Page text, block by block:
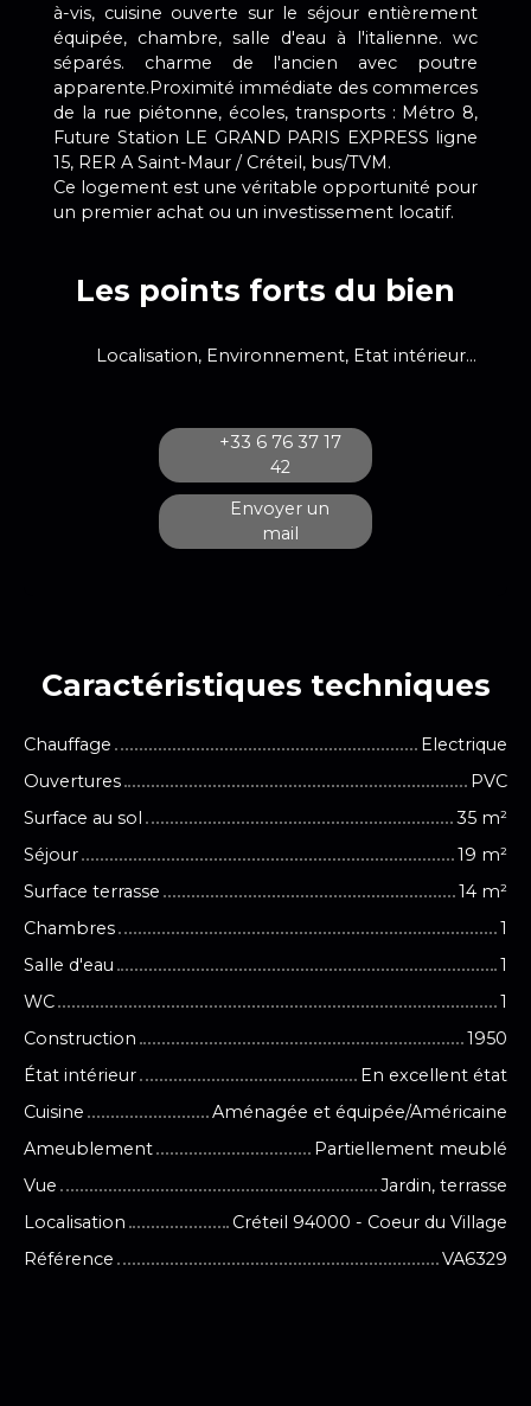
à-vis, cuisine ouverte sur le séjour entièrement
équipée, chambre, salle d'eau à l'italienne. wc
séparés. charme de l'ancien avec poutre
apparente.Proximité immédiate des commerces
de la rue piétonne, écoles, transports : Métro 8,
Future Station LE GRAND PARIS EXPRESS ligne
15, RER A Saint-Maur / Créteil, bus/TVM.
Ce logement est une véritable opportunité pour
un premier achat ou un investissement locatif.
Les points forts du bien
Localisation, Environnement, Etat intérieur, Terrasse
+33 6 76 37 17
42
Envoyer un
mail
Caractéristiques techniques
Chauffage
Electrique
Ouvertures
PVC
Surface au sol
35 m²
Séjour
19 m²
Surface terrasse
14 m²
Chambres
1
Salle d'eau
1
WC
1
Construction
1950
État intérieur
En excellent état
Cuisine
Aménagée et équipée/Américaine
Ameublement
Partiellement meublé
Vue
Jardin, terrasse
Localisation
Créteil 94000 - Coeur du Village
Référence
VA6329